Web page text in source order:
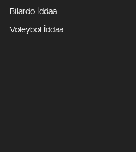
Bilardo İddaa
Voleybol İddaa